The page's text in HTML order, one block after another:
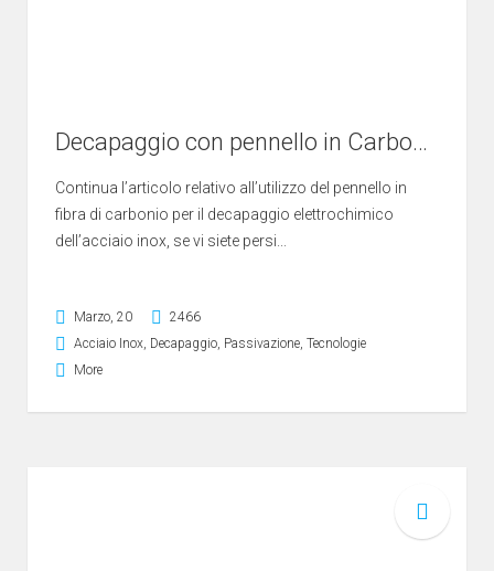
Decapaggio con pennello in Carbonio: Lucidatura e pitting
Continua l’articolo relativo all’utilizzo del pennello in
fibra di carbonio per il decapaggio elettrochimico
dell’acciaio inox, se vi siete persi...
Marzo, 20
2466
Acciaio Inox Decapaggio Passivazione Tecnologie
More